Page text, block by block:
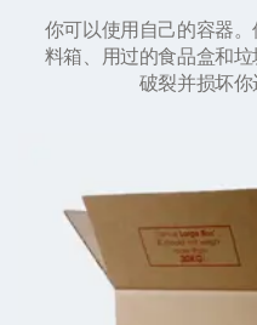
你可以使用自己的容器
料箱、用过的食品盒和
破裂并损坏你